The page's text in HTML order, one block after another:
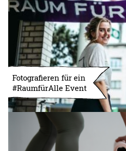
Fotografieren für ein
#RaumfürAlle Event